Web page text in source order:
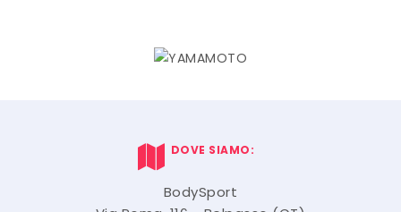
DOVE SIAMO:
BodySport